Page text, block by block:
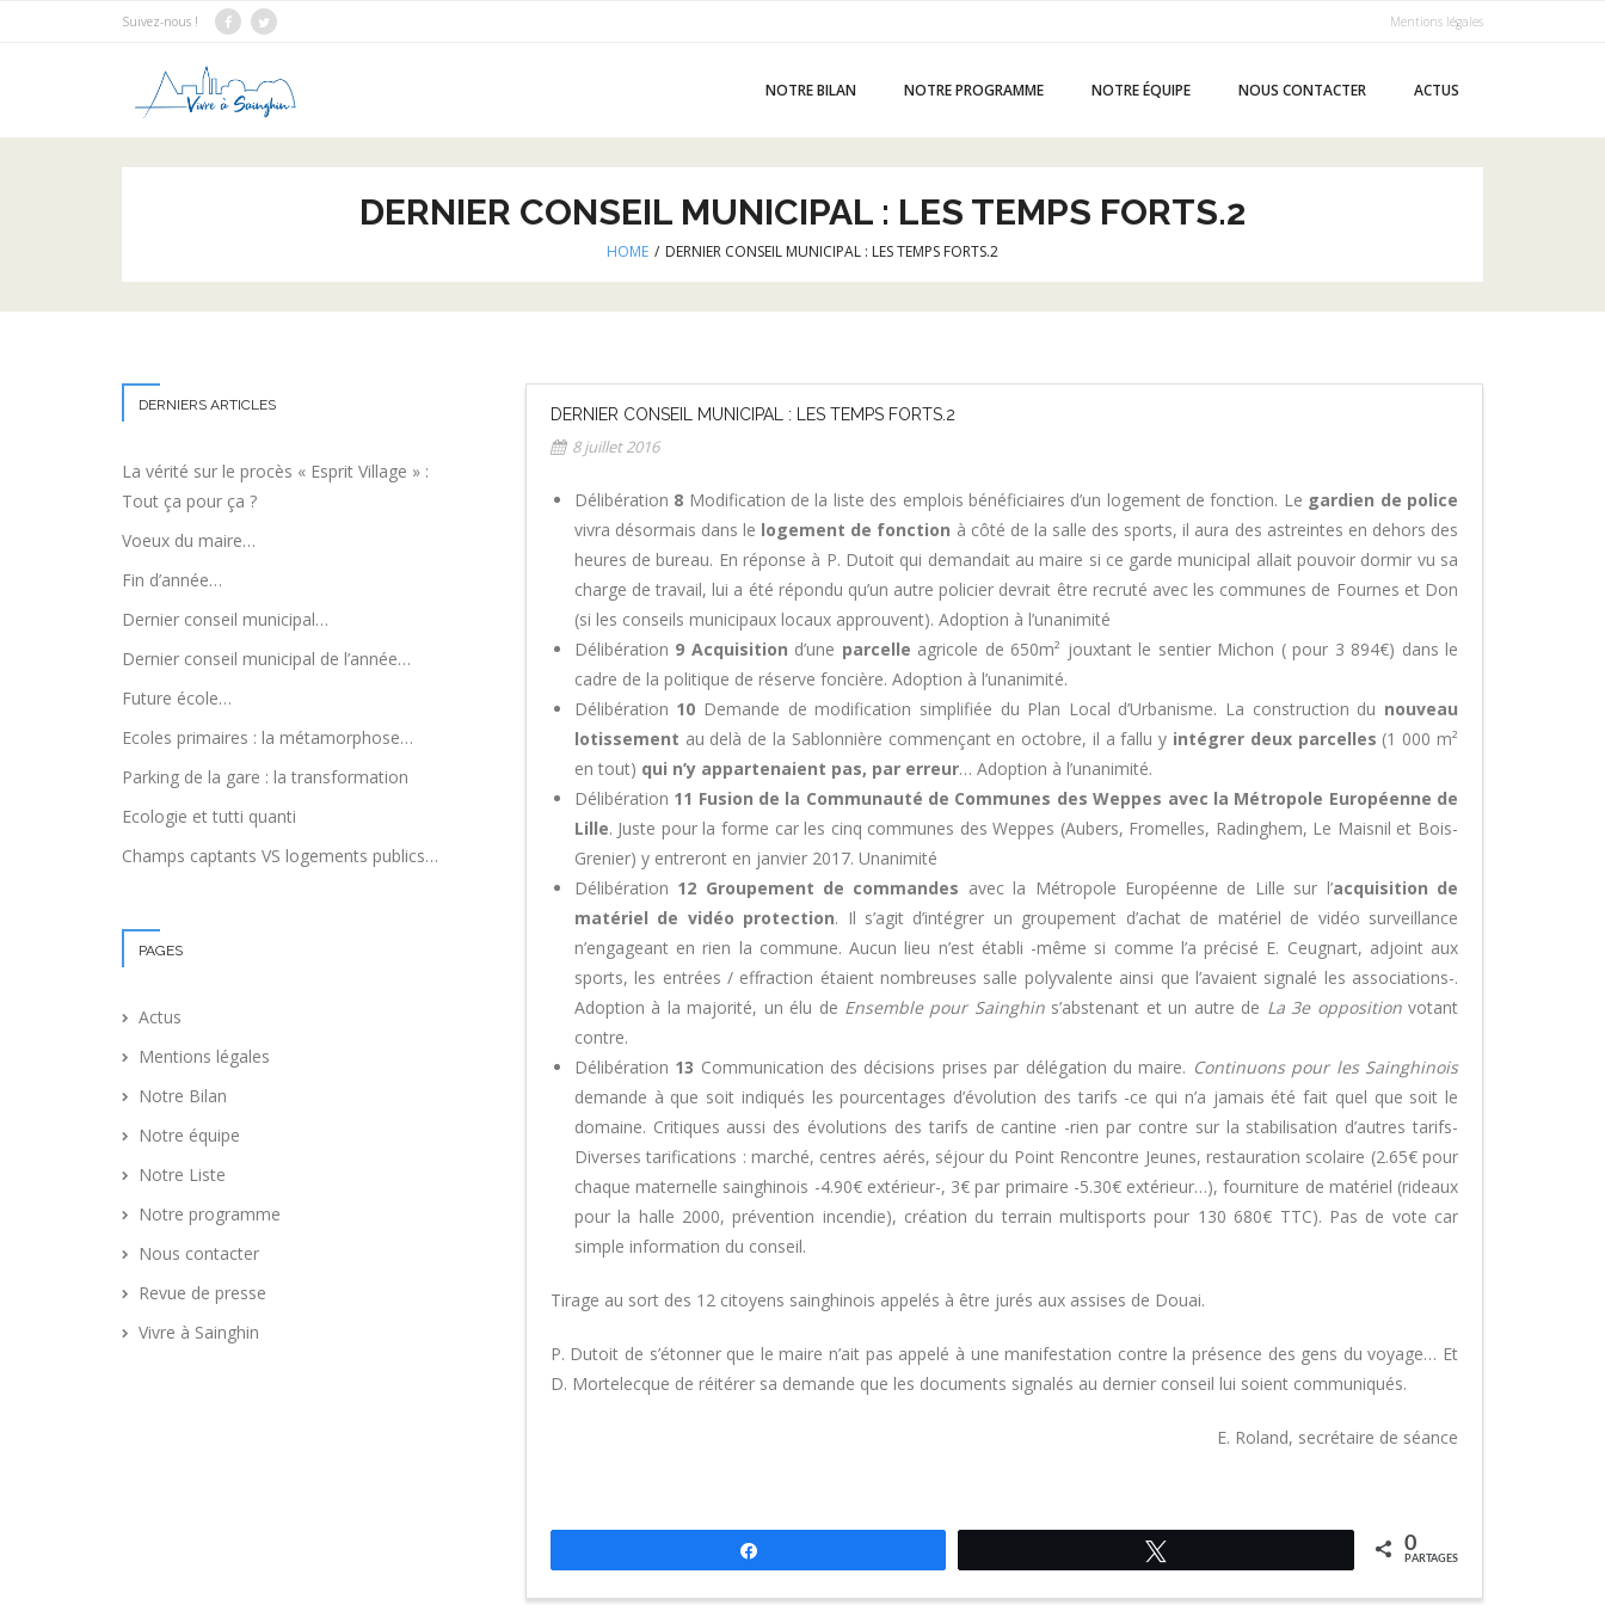
Suivez-nous ! Mentions légales
NOTRE BILAN NOTRE PROGRAMME NOTRE ÉQUIPE NOUS CONTACTER ACTUS
DERNIER CONSEIL MUNICIPAL : LES TEMPS FORTS.2
HOME / DERNIER CONSEIL MUNICIPAL : LES TEMPS FORTS.2
DERNIER CONSEIL MUNICIPAL : LES TEMPS FORTS.2
8 juillet 2016
Délibération 8 Modification de la liste des emplois bénéficiaires d’un logement de fonction. Le gardien de police
vivra désormais dans le logement de fonction à côté de la salle des sports, il aura des astreintes en dehors des
heures de bureau. En réponse à P. Dutoit qui demandait au maire si ce garde municipal allait pouvoir dormir vu sa
charge de travail, lui a été répondu qu’un autre policier devrait être recruté avec les communes de Fournes et Don
(si les conseils municipaux locaux approuvent). Adoption à l’unanimité
Délibération 9 Acquisition d’une parcelle agricole de 650m² jouxtant le sentier Michon ( pour 3 894€) dans le
cadre de la politique de réserve foncière. Adoption à l’unanimité.
Délibération 10 Demande de modification simplifiée du Plan Local d’Urbanisme. La construction du nouveau
lotissement au delà de la Sablonnière commençant en octobre, il a fallu y intégrer deux parcelles (1 000 m²
en tout) qui n’y appartenaient pas, par erreur… Adoption à l’unanimité.
Délibération 11 Fusion de la Communauté de Communes des Weppes avec la Métropole Européenne de
Lille. Juste pour la forme car les cinq communes des Weppes (Aubers, Fromelles, Radinghem, Le Maisnil et Bois-
Grenier) y entreront en janvier 2017. Unanimité
Délibération 12 Groupement de commandes avec la Métropole Européenne de Lille sur l’acquisition de
matériel de vidéo protection. Il s’agit d’intégrer un groupement d’achat de matériel de vidéo surveillance
n’engageant en rien la commune. Aucun lieu n’est établi -même si comme l’a précisé E. Ceugnart, adjoint aux
sports, les entrées / effraction étaient nombreuses salle polyvalente ainsi que l’avaient signalé les associations-.
Adoption à la majorité, un élu de Ensemble pour Sainghins’abstenant et un autre de La 3e oppositionvotant
contre.
Délibération 13 Communication des décisions prises par délégation du maire. Continuons pour les Sainghinois
demande à que soit indiqués les pourcentages d’évolution des tarifs -ce qui n’a jamais été fait quel que soit le
domaine. Critiques aussi des évolutions des tarifs de cantine -rien par contre sur la stabilisation d’autres tarifs-
Diverses tarifications : marché, centres aérés, séjour du Point Rencontre Jeunes, restauration scolaire (2.65€ pour
chaque maternelle sainghinois -4.90€ extérieur-, 3€ par primaire -5.30€ extérieur…), fourniture de matériel (rideaux
pour la halle 2000, prévention incendie), création du terrain multisports pour 130 680€ TTC). Pas de vote car
simple information du conseil.
Tirage au sort des 12 citoyens sainghinois appelés à être jurés aux assises de Douai.
P. Dutoit de s’étonner que le maire n’ait pas appelé à une manifestation contre la présence des gens du voyage… Et
D. Mortelecque de réitérer sa demande que les documents signalés au dernier conseil lui soient communiqués.
E. Roland, secrétaire de séance
0
PARTAGES
DERNIERS ARTICLES
La vérité sur le procès « Esprit Village » :
Tout ça pour ça ?
Voeux du maire…
Fin d’année…
Dernier conseil municipal…
Dernier conseil municipal de l’année…
Future école…
Ecoles primaires : la métamorphose…
Parking de la gare : la transformation
Ecologie et tutti quanti
Champs captants VS logements publics…
PAGES
Actus
Mentions légales
Notre Bilan
Notre équipe
Notre Liste
Notre programme
Nous contacter
Revue de presse
Vivre à Sainghin